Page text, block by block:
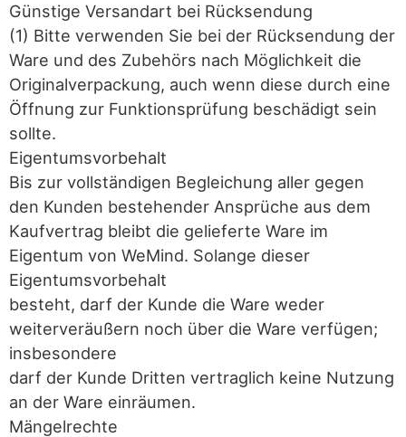
Günstige Versandart bei Rücksendung
(1) Bitte verwenden Sie bei der Rücksendung der
Ware und des Zubehörs nach Möglichkeit die
Originalverpackung, auch wenn diese durch eine
Öffnung zur Funktionsprüfung beschädigt sein
sollte.
Eigentumsvorbehalt
Bis zur vollständigen Begleichung aller gegen
den Kunden bestehender Ansprüche aus dem
Kaufvertrag bleibt die gelieferte Ware im
Eigentum von WeMind. Solange dieser
Eigentumsvorbehalt
besteht, darf der Kunde die Ware weder
weiterveräußern noch über die Ware verfügen;
insbesondere
darf der Kunde Dritten vertraglich keine Nutzung
an der Ware einräumen.
Mängelrechte